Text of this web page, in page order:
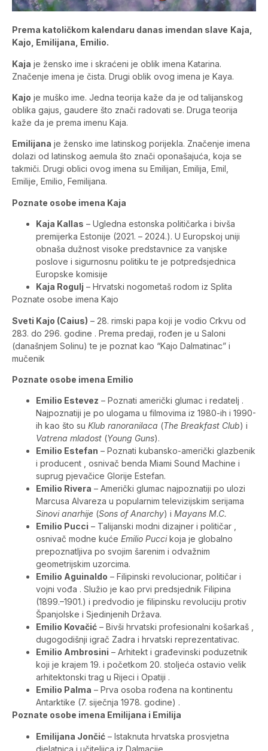
Prema katoličkom kalendaru danas imendan slave Kaja,
Kajo, Emilijana, Emilio.
Kaja je žensko ime i skraćeni je oblik imena Katarina.
Značenje imena je čista. Drugi oblik ovog imena je Kaya.
Kajo je muško ime. Jedna teorija kaže da je od talijanskog
oblika gajus, gaudere što znači radovati se. Druga teorija
kaže da je prema imenu Kaja.
Emilijana je žensko ime latinskog porijekla. Značenje imena
dolazi od latinskog aemula što znači oponašajuća, koja se
takmiči. Drugi oblici ovog imena su Emilijan, Emilija, Emil,
Emilije, Emilio, Femilijana.
Poznate osobe imena Kaja
Kaja Kallas – Ugledna estonska političarka i bivša
premijerka Estonije (2021. – 2024.). U Europskoj uniji
obnaša dužnost visoke predstavnice za vanjske
poslove i sigurnosnu politiku te je potpredsjednica
Europske komisije
Kaja Rogulj – Hrvatski nogometaš rodom iz Splita
Poznate osobe imena Kajo
Sveti Kajo (Caius) – 28. rimski papa koji je vodio Crkvu od
283. do 296. godine . Prema predaji, rođen je u Saloni
(današnjem Solinu) te je poznat kao “Kajo Dalmatinac” i
mučenik
Poznate osobe imena Emilio
Emilio Estevez – Poznati američki glumac i redatelj .
Najpoznatiji je po ulogama u filmovima iz 1980-ih i 1990-
ih kao što su Klub ranoranilaca (The Breakfast Club) i
Vatrena mladost (Young Guns).
Emilio Estefan – Poznati kubansko-američki glazbenik
i producent , osnivač benda Miami Sound Machine i
suprug pjevačice Glorije Estefan.
Emilio Rivera – Američki glumac najpoznatiji po ulozi
Marcusa Alvareza u popularnim televizijskim serijama
Sinovi anarhije (Sons of Anarchy) i Mayans M.C.
Emilio Pucci – Talijanski modni dizajner i političar ,
osnivač modne kuće Emilio Puccikoja je globalno
prepoznatljiva po svojim šarenim i odvažnim
geometrijskim uzorcima.
Emilio Aguinaldo – Filipinski revolucionar, političar i
vojni vođa . Služio je kao prvi predsjednik Filipina
(1899.–1901.) i predvodio je filipinsku revoluciju protiv
Španjolske i Sjedinjenih Država.
Emilio Kovačić – Bivši hrvatski profesionalni košarkaš ,
dugogodišnji igrač Zadra i hrvatski reprezentativac.
Emilio Ambrosini – Arhitekt i građevinski poduzetnik
koji je krajem 19. i početkom 20. stoljeća ostavio velik
arhitektonski trag u Rijeci i Opatiji .
Emilio Palma – Prva osoba rođena na kontinentu
Antarktike (7. siječnja 1978. godine) .
Poznate osobe imena Emilijana i Emilija
Emilijana Jončić – Istaknuta hrvatska prosvjetna
djelatnica i učiteljica iz Dalmacije .